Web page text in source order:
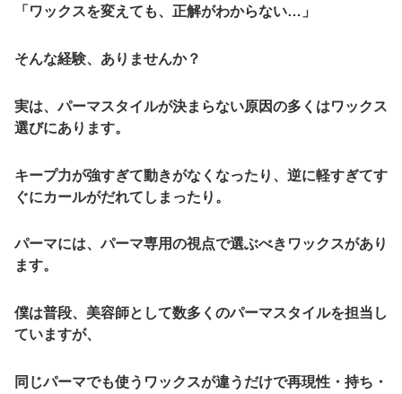
「ワックスを変えても、正解がわからない…」
そんな経験、ありませんか？
実は、パーマスタイルが決まらない原因の多くはワックス
選びにあります。
キープ力が強すぎて動きがなくなったり、逆に軽すぎてす
ぐにカールがだれてしまったり。
パーマには、パーマ専用の視点で選ぶべきワックスがあり
ます。
僕は普段、美容師として数多くのパーマスタイルを担当し
ていますが、
同じパーマでも使うワックスが違うだけで再現性・持ち・